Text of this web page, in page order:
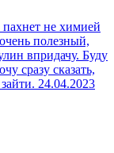
не химией
полезный,
впридачу. Буду
сразу сказать,
24.04.2023